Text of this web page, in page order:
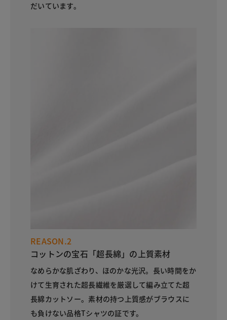
だいています。
REASON.2
コットンの宝石「超長綿」の上質素材
なめらかな肌ざわり、ほのかな光沢。長い時間をか
けて生育された超長繊維を厳選して編み立てた超
長綿カットソー。素材の持つ上質感がブラウスに
も負けない品格Tシャツの証です。